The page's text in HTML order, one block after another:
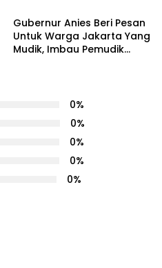
Gubernur Anies Beri Pesan
Untuk Warga Jakarta Yang
Mudik, Imbau Pemudik
0%
0%
0%
0%
0%